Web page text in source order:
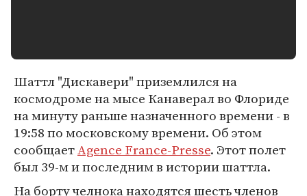
Шаттл "Дискавери" приземлился на
космодроме на мысе Канаверал во Флориде
на минуту раньше назначенного времени - в
19:58 по московскому времени. Об этом
сообщаетAgence France-Presse. Этот полет
был 39-м и последним в истории шаттла.
На борту челнока находятся шесть членов